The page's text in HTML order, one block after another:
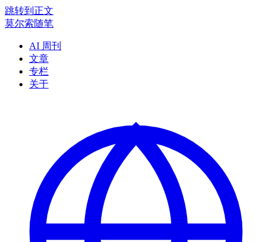
跳转到正文
莫尔索随笔
AI 周刊
文章
专栏
关于